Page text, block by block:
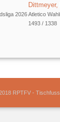
2026
Dittmeyer,
Atletico
1493 / 1338
RPTFV -